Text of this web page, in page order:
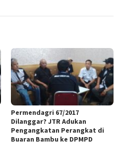
Permendagri 67/2017
Dilanggar? JTR Adukan
Pengangkatan Perangkat di
Buaran Bambu ke DPMPD